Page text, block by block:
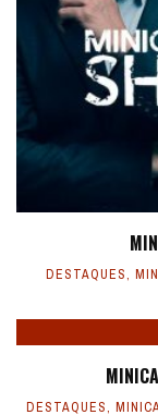
DESTAQUES,
DESTAQUES,